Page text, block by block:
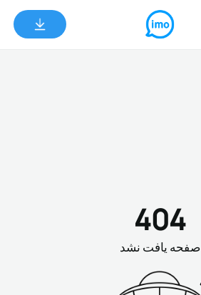
404
صفحه یافت نشد